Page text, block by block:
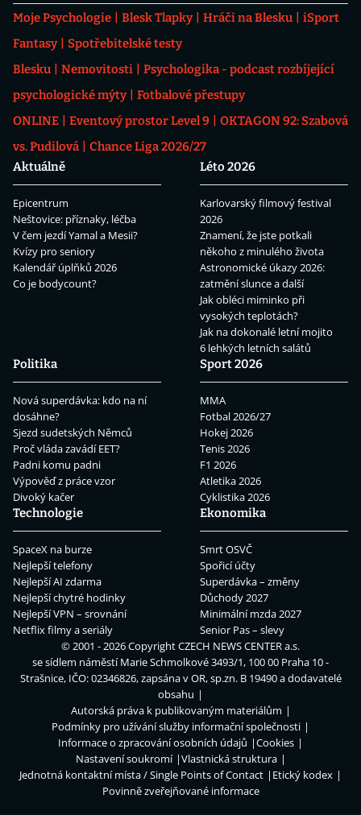
Moje Psychologie Blesk Tlapky Hráči na Blesku
iSport
Fantasy
Spotřebitelské testy
Blesku
Nemovitosti
Psychologika - podcast rozbíjející
psychologické mýty
Fotbalové přestupy
ONLINE
Eventový prostor Level 9
OKTAGON 92: Szabová
vs. Pudilová
Chance Liga 2026/27
Aktuálně
Epicentrum
Neštovice: příznaky, léčba
V čem jezdí Yamal a Mesii?
Kvízy pro seniory
Kalendář úplňků 2026
Co je bodycount?
Léto 2026
Karlovarský filmový festival
2026
Znamení, že jste potkali
někoho z minulého života
Astronomické úkazy 2026:
zatmění slunce a další
Jak obléci miminko při
vysokých teplotách?
Jak na dokonalé letní mojito
6 lehkých letních salátů
Politika
Nová superdávka: kdo na ní
dosáhne?
Sjezd sudetských Němců
Proč vláda zavádí EET?
Padni komu padni
Výpověď z práce vzor
Divoký kačer
Sport 2026
MMA
Fotbal 2026/27
Hokej 2026
Tenis 2026
F1 2026
Atletika 2026
Cyklistika 2026
Technologie
SpaceX na burze
Nejlepší telefony
Nejlepší AI zdarma
Nejlepší chytré hodinky
Nejlepší VPN – srovnání
Netflix filmy a seriály
Ekonomika
Smrt OSVČ
Spořicí účty
Superdávka – změny
Důchody 2027
Minimální mzda 2027
Senior Pas – slevy
© 2001 - 2026 CopyrightCZECH NEWS CENTER a.s.
se sídlem náměstí Marie Schmolkové 3493/1, 100 00 Praha 10 -
Strašnice, IČO: 02346826, zapsána v OR, sp.zn. B 19490 a dodavatelé
obsahu
Autorská práva k publikovaným materiálům
Podmínky pro užívání služby informační společnosti
Informace o zpracování osobních údajů
Cookies
Nastavení soukromí
Vlastnická struktura
Jednotná kontaktní místa / Single Points of Contact
Etický kodex
Povinně zveřejňované informace